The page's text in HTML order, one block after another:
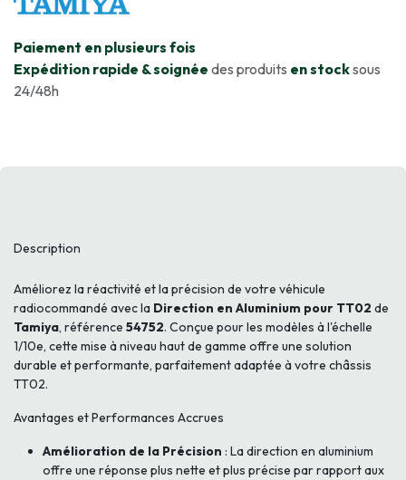
​Paiement en plusieurs fois
Expédition rapide & soignée des produits en stocksous
24/48h
Description
Améliorez la réactivité et la précision de votre véhicule
radiocommandé avec la Direction en Aluminium pour TT02 de
Tamiya, référence 54752. Conçue pour les modèles à l'échelle
1/10e, cette mise à niveau haut de gamme offre une solution
durable et performante, parfaitement adaptée à votre châssis
TT02.
Avantages et Performances Accrues
Amélioration de la Précision : La direction en aluminium
offre une réponse plus nette et plus précise par rapport aux